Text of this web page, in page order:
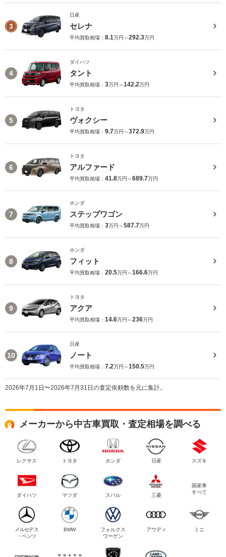
3
日産
セレナ
平均買取相場： 8.1万円～292.3万円
4
ダイハツ
タント
平均買取相場： 3万円～142.2万円
5
トヨタ
ヴォクシー
平均買取相場： 9.7万円～372.9万円
6
トヨタ
アルファード
平均買取相場： 41.8万円～689.7万円
7
ホンダ
ステップワゴン
平均買取相場： 3万円～587.7万円
8
ホンダ
フィット
平均買取相場： 20.5万円～166.6万円
9
トヨタ
アクア
平均買取相場： 14.6万円～236万円
10
日産
ノート
平均買取相場： 7.2万円～150.5万円
2026年7月1日〜2026年7月31日の査定依頼数を元に集計。
メーカーから中古車買取・査定相場を調べる
レクサス トヨタ ホンダ 日産 スズキ
ダイハツ マツダ スバル 三菱
国産車
すべて
メルセデス
・ベンツ
BMW
フォルクス
ワーゲン
アウディ ミニ